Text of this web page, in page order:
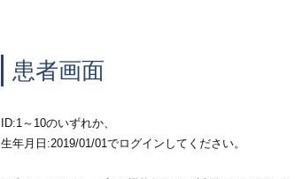
患者画面
ID:1～10のいずれか、
生年月日:2019/01/01でログインしてください。